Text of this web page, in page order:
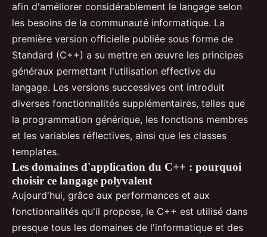
afin d'améliorer considérablement le langage selon
les besoins de la communauté informatique. La
première version officielle publiée sous forme de
Standard (C++) a su mettre en œuvre les principes
généraux permettant l'utilisation effective du
langage. Les versions successives ont introduit
diverses fonctionnalités supplémentaires, telles que
la programmation générique, les fonctions membres
et les variables réflectives, ainsi que les classes
templates.
Les domaines d'application du C++ : pourquoi
choisir ce langage polyvalent
Aujourd'hui, grâce aux performances et aux
fonctionnalités qu'il propose, le C++ est utilisé dans
presque tous les domaines de l'informatique et des